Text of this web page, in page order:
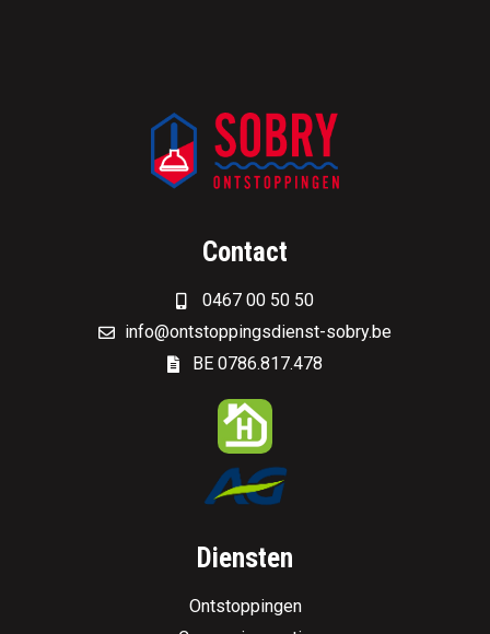
Contact
0467 00 50 50
info@ontstoppingsdienst-sobry.be
BE 0786.817.478
Diensten
Ontstoppingen